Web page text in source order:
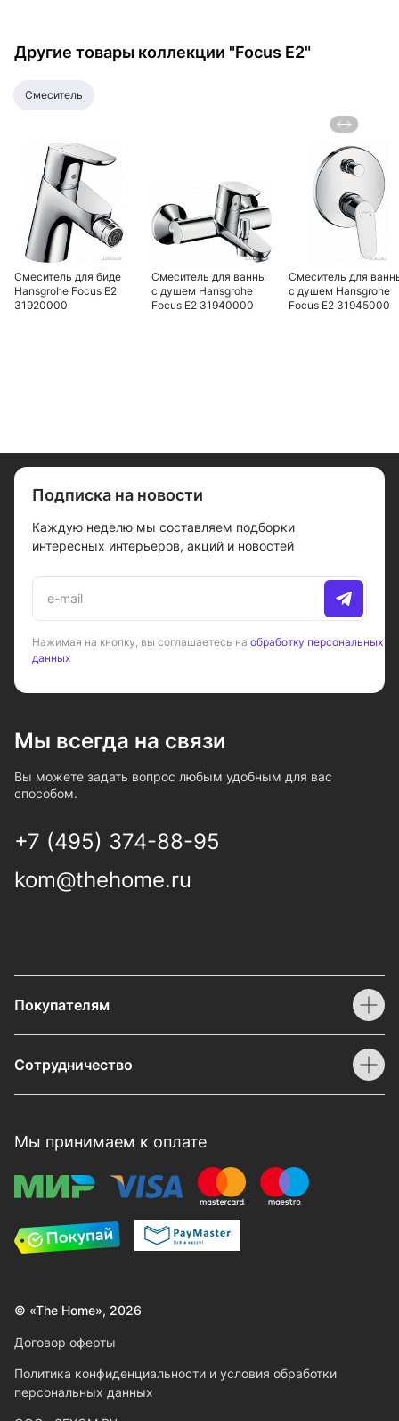
Другие товары коллекции "Focus E2"
смеситель
Смеситель для биде
Hansgrohe Focus E2
31920000
Смеситель для ванны
с душем Hansgrohe
Focus E2 31940000
Смеситель для
с душем Hansgrohe
Focus E2 31945000
Подписка на новости
Каждую неделю мы составляем подборки
интересных интерьеров, акций и новостей
Нажимая на кнопку, вы соглашаетесь на обработку персональных
данных
Мы всегда на связи
Вы можете задать вопрос любым удобным для вас
способом.
+7 (495) 374-88-95
kom@thehome.ru
Покупателям
Сотрудничество
Мы принимаем к оплате
© «The Home», 2026
Договор оферты
Политика конфиденциальности и условия обработки
персональных данных